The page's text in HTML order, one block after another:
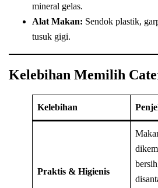
mineral gelas.
Alat Makan: Sendok plastik,
tusuk gigi.
Kelebihan Memilih
Kelebihan
Praktis & Higienis